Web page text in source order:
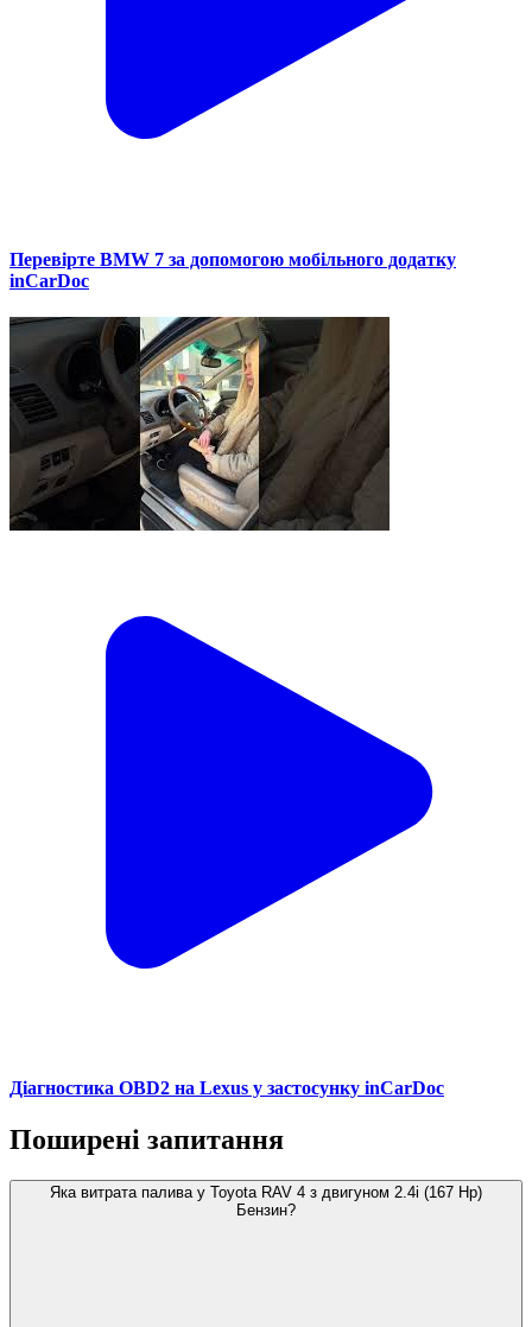
Перевірте BMW 7 за допомогою мобільного додатку
inCarDoc
Діагностика OBD2 на Lexus у застосунку inCarDoc
Поширені запитання
Яка витрата палива у Toyota RAV 4 з двигуном 2.4i (167 Hp)
Бензин?